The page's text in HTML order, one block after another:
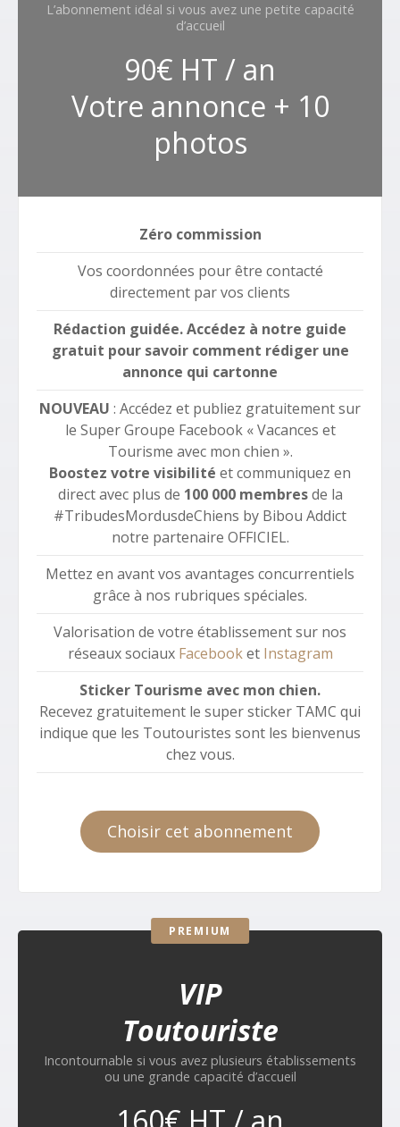
L’abonnement idéal si vous avez une petite capacité
d’accueil
90€ HT / an
Votre annonce + 10
photos
Zéro commission
Vos coordonnées pour être contacté
directement par vos clients
Rédaction guidée. Accédez à notre guide
gratuit pour savoir comment rédiger une
annonce qui cartonne
NOUVEAU : Accédez et publiez gratuitement sur
le Super Groupe Facebook « Vacances et
Tourisme avec mon chien ».
Boostez votre visibilité et communiquez en
direct avec plus de 100 000 membresde la
#TribudesMordusdeChiens by Bibou Addict
notre partenaire OFFICIEL.
Mettez en avant vos avantages concurrentiels
grâce à nos rubriques spéciales.
Valorisation de votre établissement sur nos
réseaux sociaux Facebooket Instagram
Sticker Tourisme avec mon chien.
Recevez gratuitement le super sticker TAMC qui
indique que les Toutouristes sont les bienvenus
chez vous.
Choisir cet abonnement
PREMIUM
VIP
Toutouriste
Incontournable si vous avez plusieurs établissements
ou une grande capacité d’accueil